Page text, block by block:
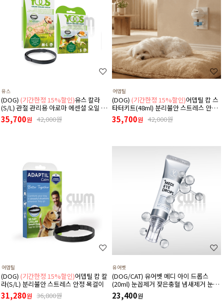
유스
(DOG) (기간한정 15%할인)유스 칼라
(S/L) 관절 관리용 아로마 에센셜 오일 목
걸이
35,700원 42,000원
어뎁틸
(DOG) (기간한정 15%할인)어뎁틸 캄 스
타터키트(48ml) 분리불안 스트레스 안정
디퓨저 (리필+본품(훈증기)구성)
35,700원 42,000원
어뎁틸
(DOG) (기간한정 15%할인)어뎁틸 캄 칼
라(S/L) 분리불안 스트레스 안정 목걸이
31,280원 36,800원
유어벳
(DOG/CAT) 유어벳 메디 아이 드롭스
(20ml) 눈꼽제거 잦은충혈 냄새제거 눈물
자국 간지러움증
23,400원